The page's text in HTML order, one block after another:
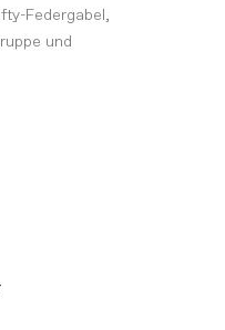
Federgabel,
und